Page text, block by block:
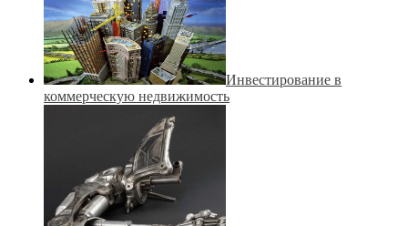
Инвестирование в
коммерческую недвижимость